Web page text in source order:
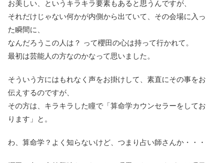
お美しい、というキラキラ要素もあると思うんですが、
それだけじゃない何かが内側から出ていて、その会場に入っ
た瞬間に、
なんだろうこの人は？ って櫻田の心は持って行かれて。
最初は芸能人の方なのかなって思いました。
そういう方にはもれなく声をお掛けして、素直にその事をお
伝えするのですが、
その方は、キラキラした瞳で「算命学カウンセラーをしてお
ります」と。
わ、算命学？よく知らないけど、つまり占い師さんか・・・